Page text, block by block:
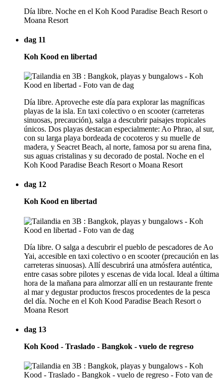
Día libre. Noche en el Koh Kood Paradise Beach Resort o
Moana Resort
dag 11
Koh Kood en libertad
Día libre. Aproveche este día para explorar las magníficas
playas de la isla. En taxi colectivo o en scooter (carreteras
sinuosas, precaución), salga a descubrir paisajes tropicales
únicos. Dos playas destacan especialmente: Ao Phrao, al sur,
con su larga playa bordeada de cocoteros y su muelle de
madera, y Seacret Beach, al norte, famosa por su arena fina,
sus aguas cristalinas y su decorado de postal. Noche en el
Koh Kood Paradise Beach Resort o Moana Resort
dag 12
Koh Kood en libertad
Día libre. O salga a descubrir el pueblo de pescadores de Ao
Yai, accesible en taxi colectivo o en scooter (precaución en las
carreteras sinuosas). Allí descubrirá una atmósfera auténtica,
entre casas sobre pilotes y escenas de vida local. Ideal a última
hora de la mañana para almorzar allí en un restaurante frente
al mar y degustar productos frescos procedentes de la pesca
del día. Noche en el Koh Kood Paradise Beach Resort o
Moana Resort
dag 13
Koh Kood - Traslado - Bangkok - vuelo de regreso